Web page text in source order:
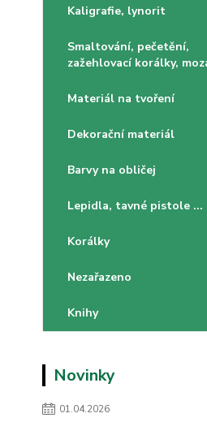
Kaligrafie, lynorit
Smaltování, pečetění,
zažehlovací korálky,
Materiál na tvoření
Dekorační materiál
Barvy na obličej
Lepidla, tavné pistole ...
Korálky
Nezařazeno
Knihy
Novinky
01.04.2026